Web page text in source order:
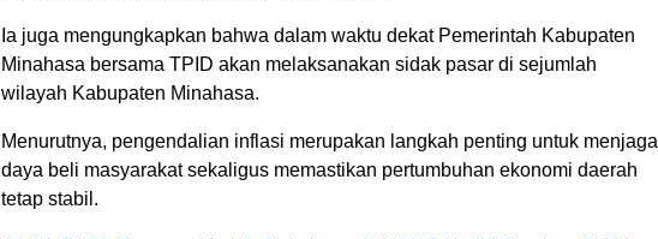
Ia juga mengungkapkan bahwa dalam waktu dekat Pemerintah Kabupaten
Minahasa bersama TPID akan melaksanakan sidak pasar di sejumlah
wilayah Kabupaten Minahasa.
Menurutnya, pengendalian inflasi merupakan langkah penting untuk menjaga
daya beli masyarakat sekaligus memastikan pertumbuhan ekonomi daerah
tetap stabil.